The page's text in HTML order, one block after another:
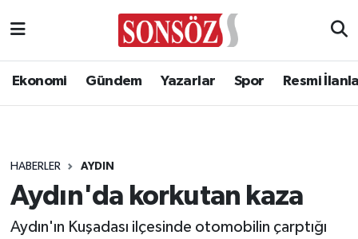
Ekonomi Gündem Yazarlar Spor Resmi
HABERLER AYDIN
Aydın'da korkutan kaza
Aydın'ın Kuşadası ilçesinde otomobilin çarptığı